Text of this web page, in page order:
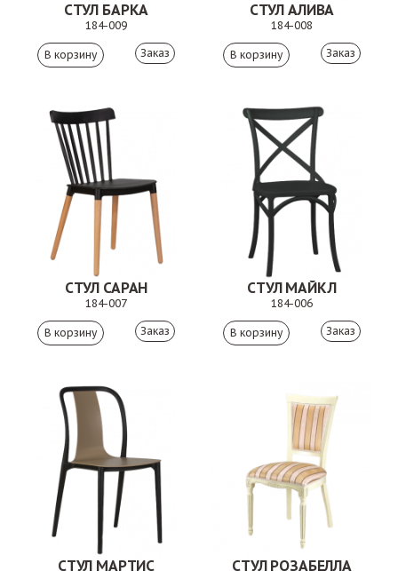
СТУЛ БАРКА
184-009
Заказ
СТУЛ АЛИВА
184-008
Заказ
СТУЛ САРАН
184-007
Заказ
СТУЛ МАЙКЛ
184-006
Заказ
СТУЛ МАРТИС СТУЛ РОЗАБЕЛЛА